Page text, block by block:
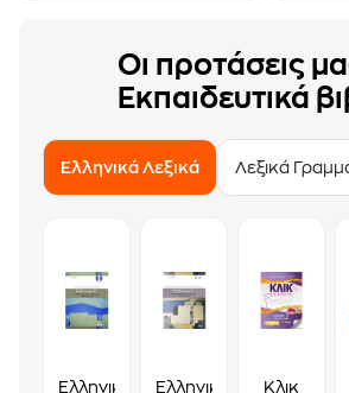
Οι προτάσεις
Εκπαιδευτικά
Ελληνικά Λεξικά Λεξικά
Ελληνικά
Ελληνικά
Κλικ